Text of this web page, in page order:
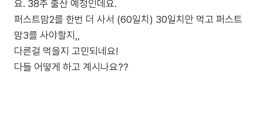
요. 38주 출산 예정인데요.
퍼스트맘2를 한번 더 사서 (60일치) 30일치만 먹고 퍼스트
맘3를 사야할지,,
다른걸 먹을지 고민되네요!
다들 어떻게 하고 계시나요??